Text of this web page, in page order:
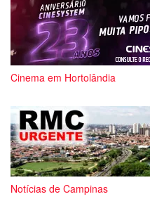
Cinema em Hortolândia
Notícias de Campinas